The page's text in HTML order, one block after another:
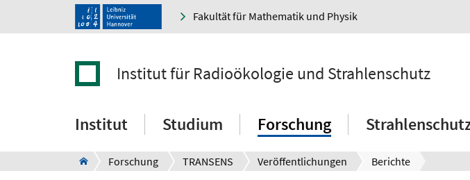
Fakultät für Mathematik und Physik
Institut für Radioökologie und Strahlenschutz
Institut Studium Forschung
Forschung TRANSENS Veröffentlichungen Berichte